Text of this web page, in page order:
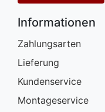
Informationen
Zahlungsarten
Lieferung
Kundenservice
Montageservice